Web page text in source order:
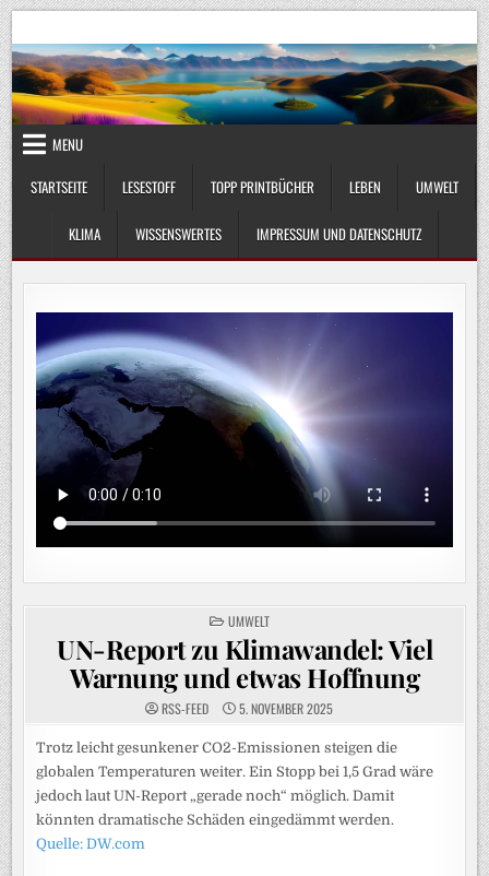
Skip
to
content
UmweltKlima.com
MENU
STARTSEITE
LESESTOFF TOPP PRINTBÜCHER LEBEN UMWELT
KLIMA WISSENSWERTES IMPRESSUM UND DATENSCHUTZ
POSTED
IN
UMWELT
UN-Report zu Klimawandel: Viel
Warnung und etwas Hoffnung
RSS-FEED 5. NOVEMBER 2025
Trotz leicht gesunkener CO2-Emissionen steigen die
globalen Temperaturen weiter. Ein Stopp bei 1,5 Grad wäre
jedoch laut UN-Report „gerade noch“ möglich. Damit
könnten dramatische Schäden eingedämmt werden.
Quelle: DW.com